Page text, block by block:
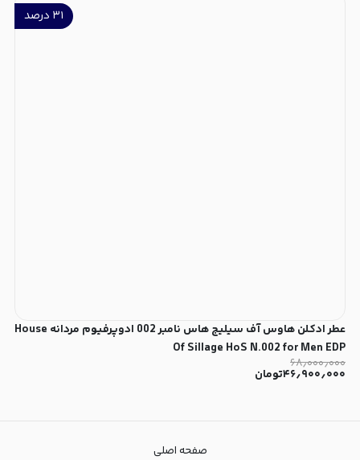
۳۱ درصد
عطر ادکلن هاوس آف سیلیج هاس نامبر 002 ادوپرفیوم مردانه House
Of Sillage HoS N.002 for Men EDP
۶۸٫۰۰۰٫۰۰۰
۴۶٫۹۰۰٫۰۰۰تومان
صفحه اصلی